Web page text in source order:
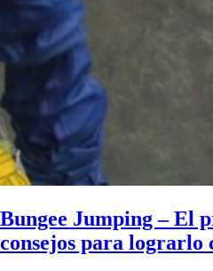
Bungee Jumping – El
consejos para lograrlo